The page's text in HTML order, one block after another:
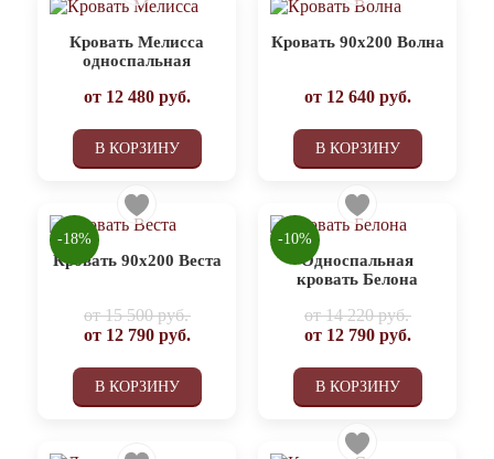
Кровать Мелисса
односпальная
от 12 480руб.
В КОРЗИНУ
Кровать 90х200 Волна
от 12 640руб.
В КОРЗИНУ
Кровать 90х200 Веста
от15 500 руб.
от 12 790руб.
В КОРЗИНУ
-18%
Односпальная
кровать Белона
от14 220 руб.
от 12 790руб.
В КОРЗИНУ
-10%